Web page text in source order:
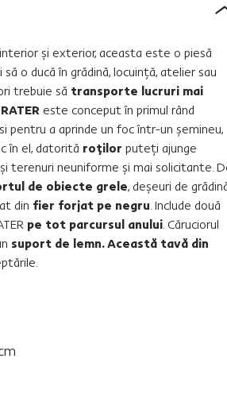
şi exterior, aceasta este o piesă
o ducă în grădină, locuinţă, atelier sau
trebuie să transporte lucruri mai
este conceput în primul rând
a aprinde un foc într-un şemineu,
în el, datorită roţilor puteţi ajunge
terenuri neuniforme şi mai solicitante.
de obiecte grele, deşeuri de
din fier forjat pe negru. Include două
pe tot parcursul anului. Căruciorul
suport de lemn. Această tavă din